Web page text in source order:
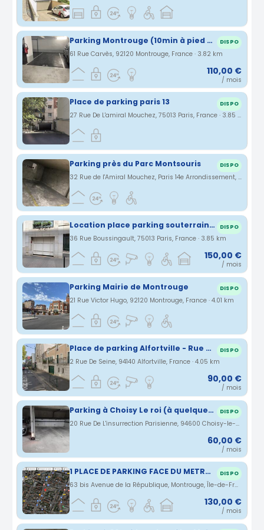
Parking Montrouge (10min à pied porte d'orléans) DISPO
61 Rue Carvès, 92120 Montrouge, France · 3.82 km
110,00 €
/ mois
Place de parking paris 13 DISPO
27 Rue De L'amiral Mouchez, 75013 Paris, France · 3.85 km
Parking près du Parc Montsouris DISPO
32 Rue de l'Amiral Mouchez, Paris 14e Arrondissement, Île-de-France, France · 3.85 km
Location place parking souterrain à Paris 13ème DISPO
36 Rue Boussingault, 75013 Paris, France · 3.85 km
150,00 €
/ mois
Parking Mairie de Montrouge DISPO
21 Rue Victor Hugo, 92120 Montrouge, France · 4.01 km
Place de parking Alfortville - Rue de Seine DISPO
2 Rue De Seine, 94140 Alfortville, France · 4.05 km
90,00 €
/ mois
Parking à Choisy Le roi (à quelques minutes de la gare) DISPO
20 Rue De L'insurrection Parisienne, 94600 Choisy-le-Roi, France · 4.06 km
60,00 €
/ mois
1 PLACE DE PARKING FACE DU METRO DE MONTROUGE DISPO
63 bis Avenue de la République, Montrouge, Île-de-France, France · 4.17 km
130,00 €
/ mois